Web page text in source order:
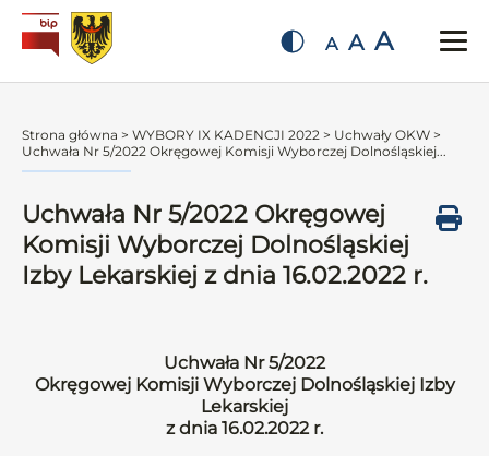
A A A
Strona główna > WYBORY IX KADENCJI 2022 > Uchwały OKW >
Uchwała Nr 5/2022 Okręgowej Komisji Wyborczej Dolnośląskiej...
Uchwała Nr 5/2022 Okręgowej
Komisji Wyborczej Dolnośląskiej
Izby Lekarskiej z dnia 16.02.2022 r.
Uchwała Nr 5/2022
Okręgowej Komisji Wyborczej Dolnośląskiej Izby
Lekarskiej
z dnia 16.02.2022 r.